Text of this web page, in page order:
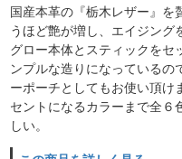
国産本革の『栃木レザー』を
うほど艶が増し、エイジン
グロー本体とスティックをセ
ンプルな造りになっている
ーポーチとしてもお使い頂け
セントになるカラーまで全
しい。